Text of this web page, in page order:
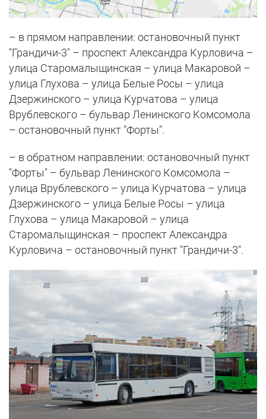
– в прямом направлении: остановочный пункт
"Грандичи-3" – проспект Александра Курловича –
улица Старомалыщинская – улица Макаровой –
улица Глухова – улица Белые Росы – улица
Дзержинского – улица Курчатова – улица
Врублевского – бульвар Ленинского Комсомола
– остановочный пункт "Форты".
– в обратном направлении: остановочный пункт
"Форты" – бульвар Ленинского Комсомола –
улица Врублевского – улица Курчатова – улица
Дзержинского – улица Белые Росы – улица
Глухова – улица Макаровой – улица
Старомалыщинская – проспект Александра
Курловича – остановочный пункт "Грандичи-3".